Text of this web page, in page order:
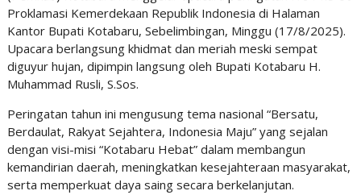
Proklamasi Kemerdekaan Republik Indonesia di Halaman
Kantor Bupati Kotabaru, Sebelimbingan, Minggu (17/8/2025).
Upacara berlangsung khidmat dan meriah meski sempat
diguyur hujan, dipimpin langsung oleh Bupati Kotabaru H.
Muhammad Rusli, S.Sos.
Peringatan tahun ini mengusung tema nasional “Bersatu,
Berdaulat, Rakyat Sejahtera, Indonesia Maju” yang sejalan
dengan visi-misi “Kotabaru Hebat” dalam membangun
kemandirian daerah, meningkatkan kesejahteraan masyarakat,
serta memperkuat daya saing secara berkelanjutan.